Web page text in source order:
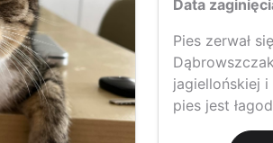
Data
Pies zerwał
jagiellońskiej
pies jest